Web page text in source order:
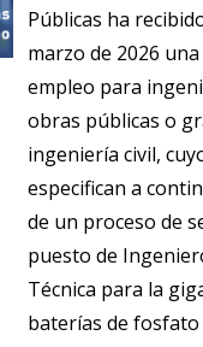
Públicas ha
marzo de 2026
empleo para
obras públicas o
ingeniería civil,
especifican a
de un proceso de
puesto de
Técnica para la
baterías de fosfato